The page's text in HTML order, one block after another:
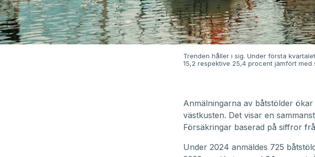
Trenden håller i sig. Under första
15,2 respektive 25,4 procent jämfört med
Anmälningarna av båtstölder
västkusten. Det visar en
Försäkringar baserad på siffror
Under 2024 anmäldes 725